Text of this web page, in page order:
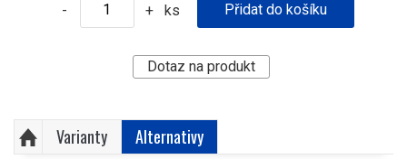
- + ks
Dotaz na produkt
Varianty Alternativy